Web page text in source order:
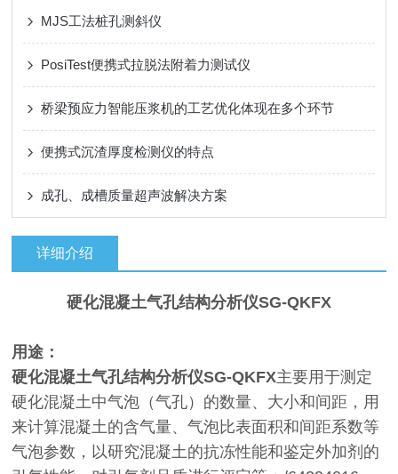
MJS工法桩孔测斜仪
PosiTest便携式拉脱法附着力测试仪
桥梁预应力智能压浆机的工艺优化体现在多个环节
便携式沉渣厚度检测仪的特点
成孔、成槽质量超声波解决方案
详细介绍
硬化混凝土气孔结构分析仪SG-QKFX
用途：
硬化混凝土气孔结构分析仪SG-QKFX主要用于测定
硬化混凝土中气泡（气孔）的数量、大小和间距，用
来计算混凝土的含气量、气泡比表面积和间距系数等
气泡参数，以研究混凝土的抗冻性能和鉴定外加剂的